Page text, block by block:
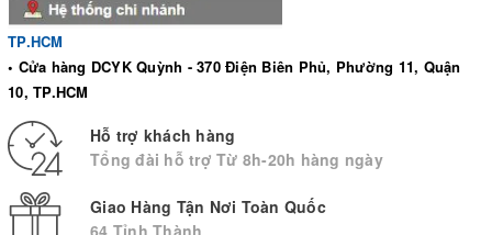
TP.HCM
• Cửa hàng DCYK Quỳnh - 370 Điện Biên Phủ, Phường 11, Quận
10, TP.HCM
Hỗ trợ khách hàng
Tổng đài hỗ trợ Từ 8h-20h hàng ngày
Giao Hàng Tận Nơi Toàn Quốc